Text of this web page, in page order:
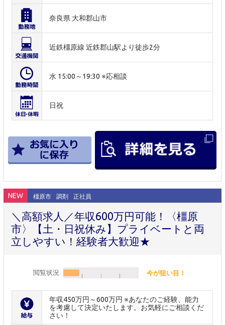
奈良県 大和郡山市
近鉄橿原線 近鉄郡山駅より徒歩2分
水 15:00～19:30 ※応相談
日祝
NEW 橿原市 調剤 正社員
＼高額求人／年収600万円可能！〈橿原
市〉【土・日祝休み】プライベートと両
立しやすい！経験者大歓迎★
閲覧状況 今が狙い目！
年収450万円～600万円 ※あなたのご経験、能力
を考慮して決定いたします。お気軽にご相談くだ
さい！